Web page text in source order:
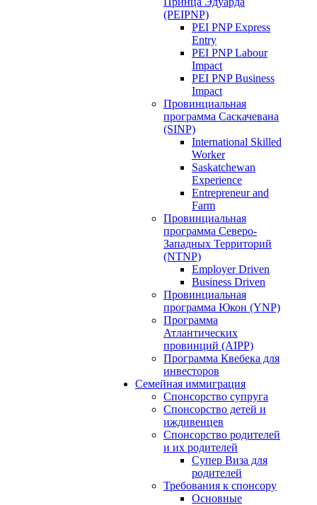
(PEIPNP)
PEI PNP Express
Entry
PEI PNP Labour
Impact
PEI PNP Business
Impact
Провинциальная
программа Саскачевана
(SINP)
International Skilled
Worker
Saskatchewan
Experience
Entrepreneur and
Farm
Провинциальная
программа Северо-
Западных Территорий
(NTNP)
Employer Driven
Business Driven
Провинциальная
программа Юкон (YNP)
Программа
Атлантических
провинций (AIPP)
Программа Квебека для
инвесторов
Семейная иммиграция
Спонсорство супруга
Спонсорство детей и
иждивенцев
Спонсорство родителей
и их родителей
Супер Виза для
родителей
Требования к спонсору
Основные